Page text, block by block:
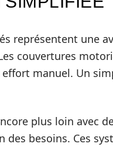
représentent une
couvertures
effort manuel. Un
plus loin avec
des besoins. Ces